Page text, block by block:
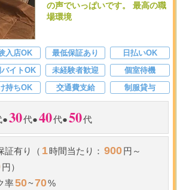
の声でいっぱいです。 最高の職
場環境
入店OK 最低保証あり
日払いOK
イトOK 未経験者歓迎
個室待機
持ちOK 交通費支給 制服貸与
●30代●40代●50代
証有り（ 1時間当たり： 900円～
円）
率50~70%